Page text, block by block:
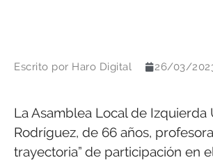
Escrito por Haro Digital 26/03/
La Asamblea Local de
Rodríguez, de 66 años,
trayectoria” de participación en